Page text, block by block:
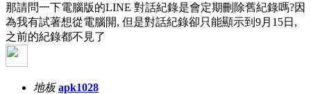
那請問一下電腦版的LINE 對話紀錄是會定期刪除舊紀錄嗎?因
為我有試著想從電腦開, 但是對話紀錄卻只能顯示到9月15日,
之前的紀錄都不見了
地板 apk1028